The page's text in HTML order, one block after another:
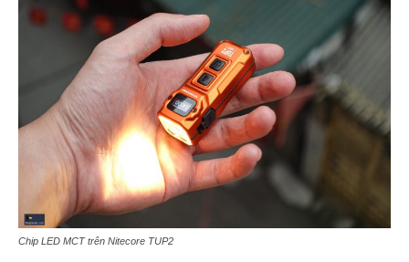
Chip LED MCT trên Nitecore TUP2